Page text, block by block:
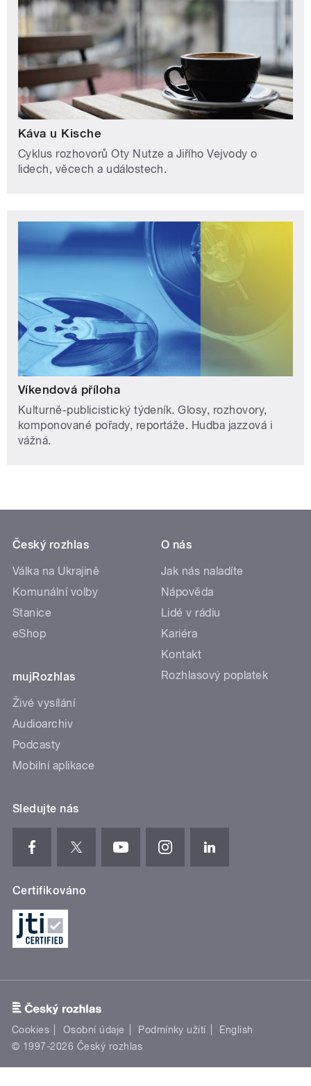
Káva u Kische
Cyklus rozhovorů Oty Nutze a Jiřího Vejvody o
lidech, věcech a událostech.
Víkendová příloha
Kulturně-publicistický týdeník. Glosy, rozhovory,
komponované pořady, reportáže. Hudba jazzová i
vážná.
Český rozhlas
Válka na Ukrajině
Komunální volby
Stanice
eShop
mujRozhlas
Živé vysílání
Audioarchiv
Podcasty
Mobilní aplikace
O nás
Jak nás naladíte
Nápověda
Lidé v rádiu
Kariéra
Kontakt
Rozhlasový poplatek
Sledujte nás
Certifikováno
Cookies Osobní údaje Podmínky užití
English
© 1997-2026 Český rozhlas